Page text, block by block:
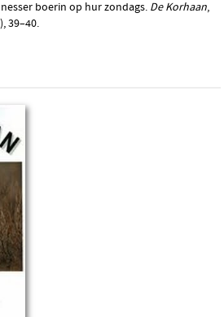
boerin op hur zondags. De Korhaan,
39–40.